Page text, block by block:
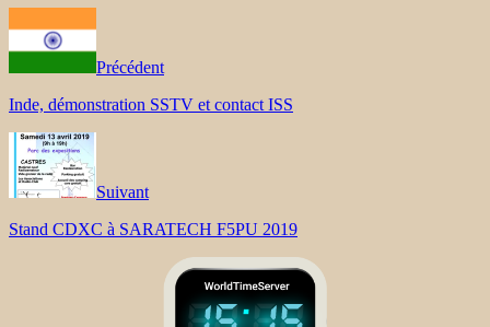
Précédent
Inde, démonstration SSTV et contact ISS
Suivant
Stand CDXC à SARATECH F5PU 2019